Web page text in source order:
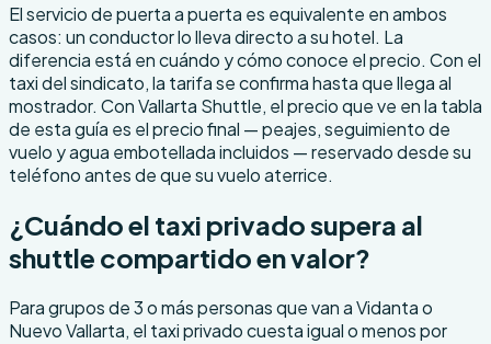
El servicio de puerta a puerta es equivalente en ambos
casos: un conductor lo lleva directo a su hotel. La
diferencia está en cuándo y cómo conoce el precio. Con el
taxi del sindicato, la tarifa se confirma hasta que llega al
mostrador. Con Vallarta Shuttle, el precio que ve en la tabla
de esta guía es el precio final — peajes, seguimiento de
vuelo y agua embotellada incluidos — reservado desde su
teléfono antes de que su vuelo aterrice.
¿Cuándo el taxi privado supera al
shuttle compartido en valor?
Para grupos de 3 o más personas que van a Vidanta o
Nuevo Vallarta, el taxi privado cuesta igual o menos por